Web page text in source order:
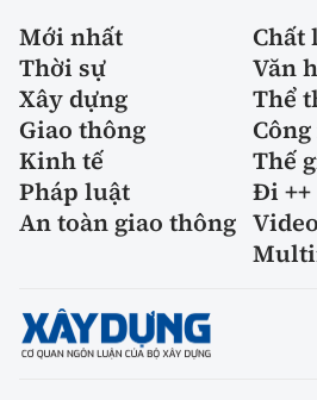
Mới nhất
Chất
Thời sự
Văn
Xây dựng
Thể
Giao thông
Kinh tế
Thế
Pháp luật
Đi ++
An toàn giao thông Video